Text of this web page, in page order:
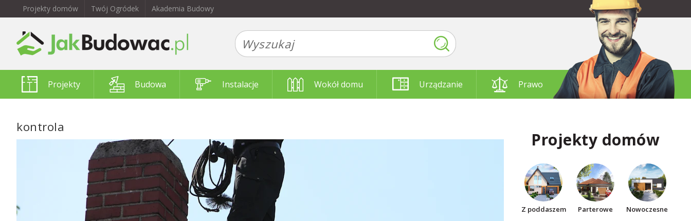
Projekty domów Twój Ogródek Akademia Budowy
Projekty Budowa Instalacje Wokół domu Urządzanie Prawo
kontrola
Projekty domów
Z poddaszem Parterowe Nowoczesne